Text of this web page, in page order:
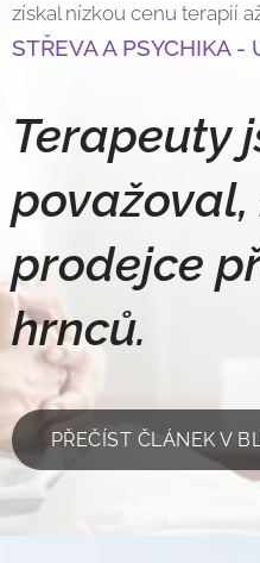
získal nízkou cenu terapií
STŘEVA A PSYCHIKA -
Terapeuty
prodejce
hrnců.
PŘEČÍST ČLÁNEK V